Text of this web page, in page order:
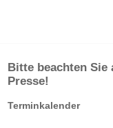
Bitte beachten
Presse!
Terminkalender